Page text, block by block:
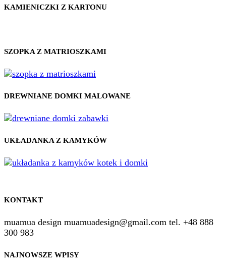
KAMIENICZKI Z KARTONU
SZOPKA Z MATRIOSZKAMI
DREWNIANE DOMKI MALOWANE
UKŁADANKA Z KAMYKÓW
KONTAKT
muamua design muamuadesign@gmail.com tel. +48 888
300 983
NAJNOWSZE WPISY